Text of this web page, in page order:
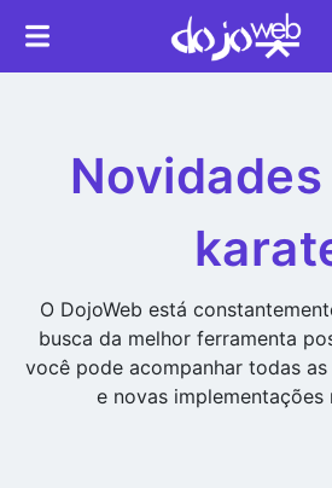
O DojoWeb está
busca da melhor ferramenta
você pode acompanhar todas
e novas implementações